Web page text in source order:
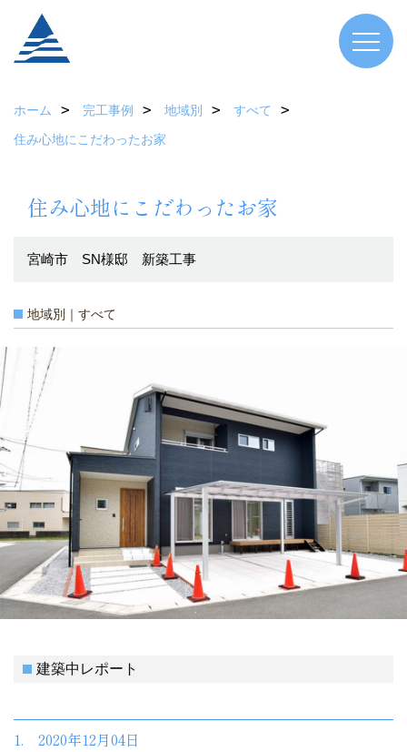
ホーム 完工事例 地域別
すべて
住み心地にこだわったお家
住み心地にこだわったお家
宮崎市 SN様邸 新築工事
地域別｜すべて
建築中レポート
1. 2020年12月04日